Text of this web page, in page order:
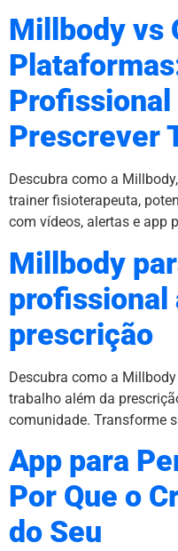
Millbody vs
Profissional
Prescrever
Descubra como a
trainer fisioterapeuta,
com vídeos, alertas e app
Millbody
profissional
prescrição
Descubra como a
trabalho além da
comunidade. Transforme
App para
Por Que o
do Seu